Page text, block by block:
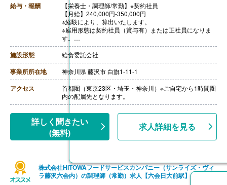
給与・報酬
【栄養士・調理師/常勤】※契約社員
【月給】240,000円-350,000円
※経験により、算出いたします。
※雇用形態は契約社員（賞与有）または正社員になりま
す。
※モデル年収
・管理栄養士・栄養士で未経験の場合
年収3,000,000円-
・調理師病院調理経験3年程度の場合
年収3,500,000円-4,000,000円
ご面接を通して雇用形態を検討します。
【賞与】年2回（1.0ヶ月-2.0ヶ月分）※前年度実績、経験
による
【昇給】あり（年1回）
【退職金】あり※勤続10年以上
施設形態 給食委託会社
事業所所在地 神奈川県 藤沢市 白旗1-11-1
アクセス
首都圏（東京23区・埼玉・神奈川）※ご自宅から1時間圏
内の配属先となります。
詳しく聞きたい
(無料)
求人詳細を見る
株式会社HITOWAフードサービスカンパニー（サンライズ・ヴィ
ラ藤沢六会内）の調理師（常勤）求人【六会日大前駅】